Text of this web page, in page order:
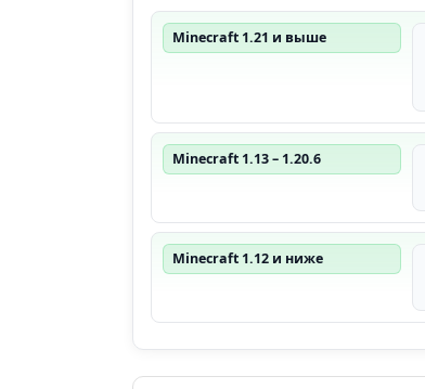
Minecraft 1.21 и выше
Minecraft 1.13 – 1.20.6
Minecraft 1.12 и ниже